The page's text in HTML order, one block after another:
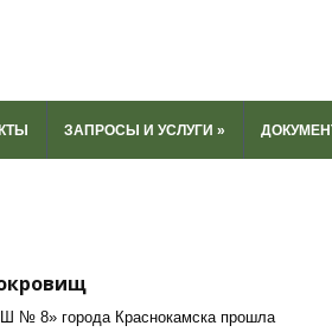
ЗАПРОСЫ И УСЛУГИ »
№ 8» города Краснокамска прошла